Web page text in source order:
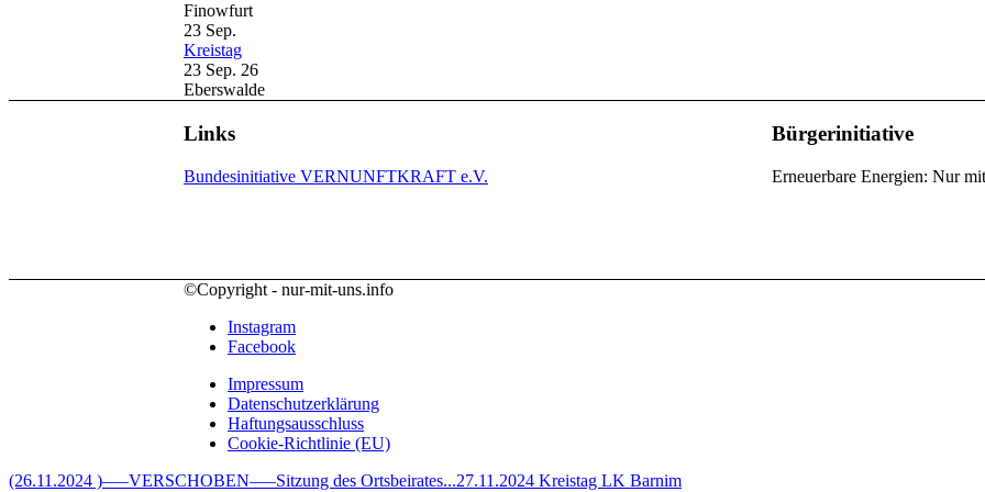
Finowfurt
23 Sep.
Kreistag
23 Sep. 26
Eberswalde
Links
Bundesinitiative VERNUNFTKRAFT e.V.
Bürgerinitiative
Erneuerbare Energien: Nur
©Copyright - nur-mit-uns.info
Instagram
Facebook
Impressum
Datenschutzerklärung
Haftungsausschluss
Cookie-Richtlinie (EU)
(26.11.2024 )—–VERSCHOBEN—–Sitzung des Ortsbeirates...27.11.2024 Kreistag LK Barnim